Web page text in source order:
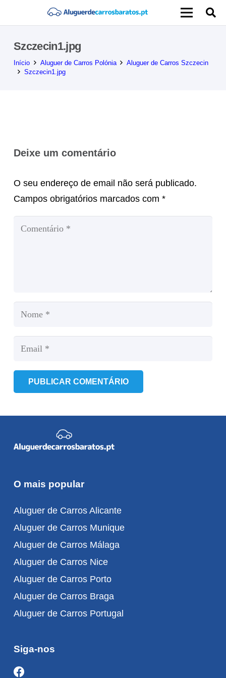
Szczecin1.jpg
Início Aluguer de Carros Polónia
Aluguer de Carros Szczecin
Szczecin1.jpg
Deixe um comentário
O seu endereço de email não será publicado.
Campos obrigatórios marcados com *
PUBLICAR COMENTÁRIO
O mais popular
Aluguer de Carros Alicante
Aluguer de Carros Munique
Aluguer de Carros Málaga
Aluguer de Carros Nice
Aluguer de Carros Porto
Aluguer de Carros Braga
Aluguer de Carros Portugal
Siga-nos